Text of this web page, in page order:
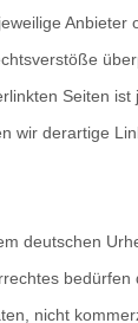
Anbieter
Seiten
wir derartige
deutschen
nicht